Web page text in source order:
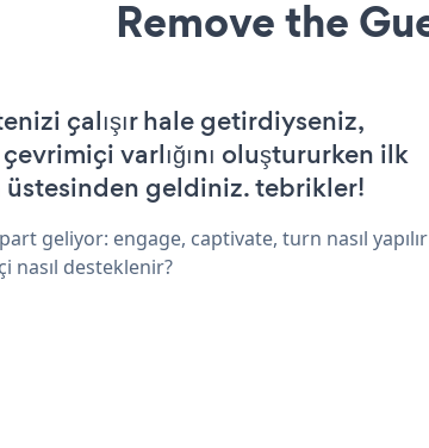
Remove the
çalışır hale getirdiyseniz,
varlığını oluştururken ilk
geldiniz. tebrikler!
geliyor: engage, captivate, turn nasıl yapılır
nasıl desteklenir?